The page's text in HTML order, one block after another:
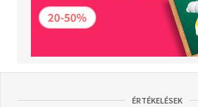
ÉRTÉKELÉSEK